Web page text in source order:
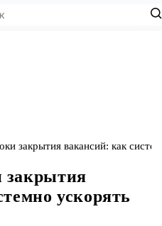
закрытия вакансий: как
закрытия
ускорять